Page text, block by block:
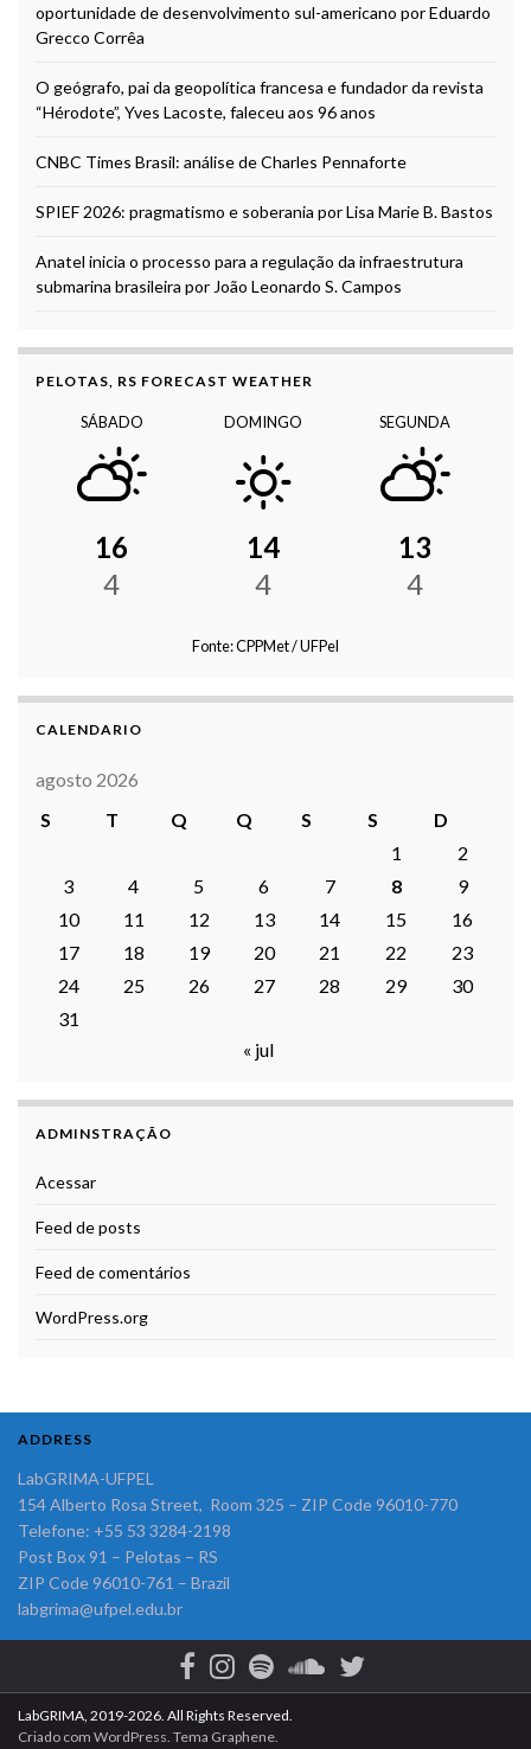
oportunidade de desenvolvimento sul-americano por Eduardo
Grecco Corrêa
O geógrafo, pai da geopolítica francesa e fundador da revista
“Hérodote”, Yves Lacoste, faleceu aos 96 anos
CNBC Times Brasil: análise de Charles Pennaforte
SPIEF 2026: pragmatismo e soberania por Lisa Marie B. Bastos
Anatel inicia o processo para a regulação da infraestrutura
submarina brasileira por João Leonardo S. Campos
PELOTAS, RS FORECAST WEATHER
SÁBADO
16
4
DOMINGO
14
4
SEGUNDA
13
4
Fonte: CPPMet / UFPel
CALENDARIO
agosto 2026
S
T Q Q S S
D
1
2
3
4 5 6 7 8
9
10
11 12 13 14 15
16
17
18 19 20 21 22
23
24
25 26 27 28 29
30
31
« jul
ADMINSTRAÇÃO
Acessar
Feed de posts
Feed de comentários
WordPress.org
ADDRESS
LabGRIMA-UFPEL
154 Alberto Rosa Street, Room 325 – ZIP Code 96010-770
Telefone: +55 53 3284-2198
Post Box 91 – Pelotas – RS
ZIP Code 96010-761 – Brazil
labgrima@ufpel.edu.br
LabGRIMA, 2019-2026. All Rights Reserved.
Criado com WordPress. Tema Graphene.